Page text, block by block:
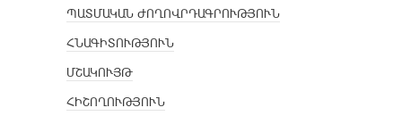
ՊԱՏՄԱԿԱՆ ԺՈՂՈՎՐԴԱԳՐՈՒԹՅՈՒՆ
ՀՆԱԳԻՏՈՒԹՅՈՒՆ
ՄՇԱԿՈՒՅԹ
ՀԻՇՈՂՈՒԹՅՈՒՆ